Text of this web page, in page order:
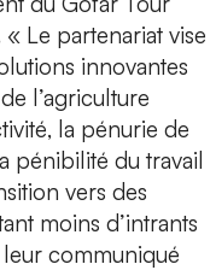
Le partenariat vise
innovantes
l’agriculture
, la pénurie de
pénibilité du travail
vers des
moins d’intrants
communiqué